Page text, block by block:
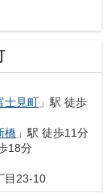
士見町 」駅 徒歩
橋 」駅 徒歩11分
18分
目23-10